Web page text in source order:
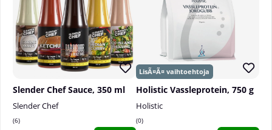
Slender Chef Sauce, 350 ml
Slender Chef
6
Holistic Vassleprotein, 750 g
Holistic
0